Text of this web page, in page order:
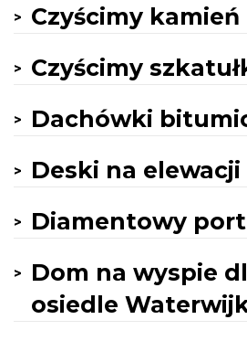
Czyścimy kamień
Czyścimy
Dachówki
Deski na elewacji
Diamentowy
Dom na wyspie
osiedle